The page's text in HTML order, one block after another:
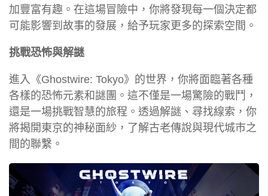
加豐富有趣。在這場冒險中，你將發現每一個決定都
可能影響到故事的發展，給予玩家更多的探索空間。
挑戰恐怖與解謎
進入《Ghostwire: Tokyo》的世界，你將面臨著各種
各樣的恐怖元素和謎團。這不僅是一場驚險的戰鬥，
還是一場挑戰智慧的旅程。透過解謎、尋找線索，你
將揭開東京的神秘面紗，了解古老傳說與現代城市之
間的聯繫。